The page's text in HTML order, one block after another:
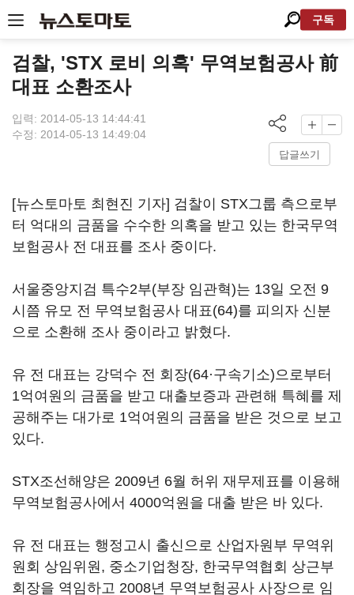
구독
검찰, 'STX 로비 의혹' 무역보험공사 前
대표 소환조사
입력: 2014-05-13 14:44:41
수정: 2014-05-13 14:49:04
답글쓰기
[뉴스토마토 최현진 기자] 검찰이 STX그룹 측으로부
터 억대의 금품을 수수한 의혹을 받고 있는 한국무역
보험공사 전 대표를 조사 중이다.
서울중앙지검 특수2부(부장 임관혁)는 13일 오전 9
시쯤 유모 전 무역보험공사 대표(64)를 피의자 신분
으로 소환해 조사 중이라고 밝혔다.
유 전 대표는 강덕수 전 회장(64·구속기소)으로부터
1억여원의 금품을 받고 대출보증과 관련해 특혜를 제
공해주는 대가로 1억여원의 금품을 받은 것으로 보고
있다.
STX조선해양은 2009년 6월 허위 재무제표를 이용해
무역보험공사에서 4000억원을 대출 받은 바 있다.
유 전 대표는 행정고시 출신으로 산업자원부 무역위
원회 상임위원, 중소기업청장, 한국무역협회 상근부
회장을 역임하고 2008년 무역보험공사 사장으로 임